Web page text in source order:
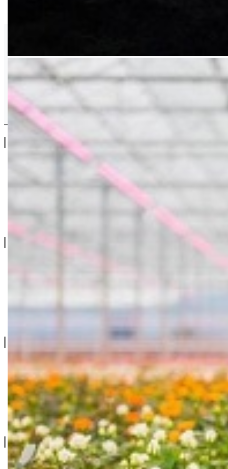
Drugi Proizvodi od Syngenta
Projektovanje / Izgradnja
065/202-52-02
Ive Lole Ribara 65, 22406 Irig
Srbija
Kontaktirajte nas
Social
facebook